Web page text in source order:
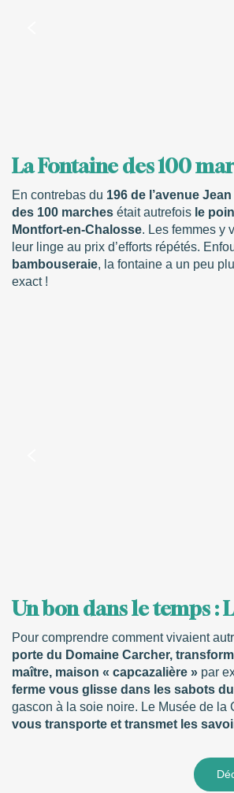
La Fontaine des 100
En contrebas du 196 de l’avenue
des 100 marches était autrefois le
Montfort-en-Chalosse. Les femmes y
leur linge au prix d’efforts répétés.
bambouseraie, la fontaine a un peu
exact !
Un bon dans le temps :
Pour comprendre comment vivaient
porte du Domaine Carcher,
maître, maison « capcazalière » par
ferme vous glisse dans les sabots
gascon à la soie noire. Le Musée de la
vous transporte et transmet les